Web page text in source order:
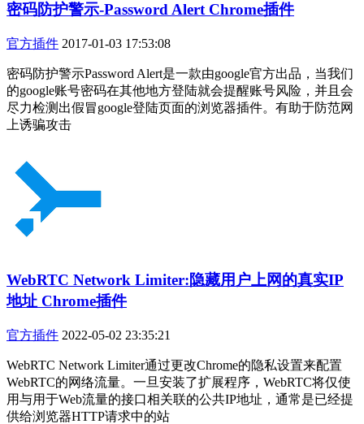
密码防护警示-Password Alert Chrome插件
官方插件 2017-01-03 17:53:08
密码防护警示Password Alert是一款由google官方出品，当我们
的google账号密码在其他地方登陆就会提醒账号风险，并且会
尽力检测出假冒google登陆页面的浏览器插件。有助于防范网
上诱骗攻击
WebRTC Network Limiter:隐藏用户上网的真实IP
地址 Chrome插件
官方插件 2022-05-02 23:35:21
WebRTC Network Limiter通过更改Chrome的隐私设置来配置
WebRTC的网络流量。一旦安装了扩展程序，WebRTC将仅使
用与用于Web流量的接口相关联的公共IP地址，通常是已经提
供给浏览器HTTP请求中的站